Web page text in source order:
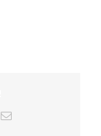
Correo